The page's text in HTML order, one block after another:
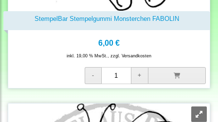
StempelBar Stempelgummi Monsterchen FABOLIN
6,00 €
inkl. 19,00 % MwSt., zzgl. Versandkosten